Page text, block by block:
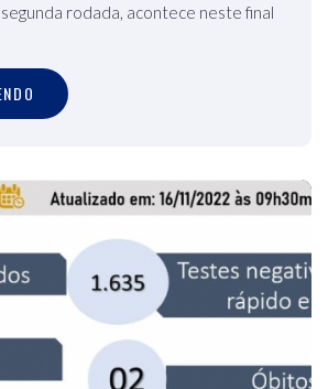
rodada, acontece neste final